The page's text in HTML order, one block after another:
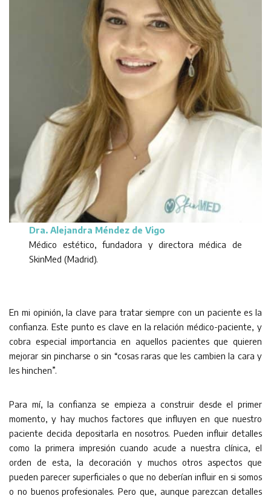
Dra. Alejandra Méndez de Vigo
Médico estético, fundadora y directora médica de
SkinMed (Madrid).
En mi opinión, la clave para tratar siempre con un paciente es la
confianza. Este punto es clave en la relación médico-paciente, y
cobra especial importancia en aquellos pacientes que quieren
mejorar sin pincharse o sin “cosas raras que les cambien la cara y
les hinchen”.
Para mí, la confianza se empieza a construir desde el primer
momento, y hay muchos factores que influyen en que nuestro
paciente decida depositarla en nosotros. Pueden influir detalles
como la primera impresión cuando acude a nuestra clínica, el
orden de esta, la decoración y muchos otros aspectos que
pueden parecer superficiales o que no deberían influir en si somos
o no buenos profesionales. Pero que, aunque parezcan detalles